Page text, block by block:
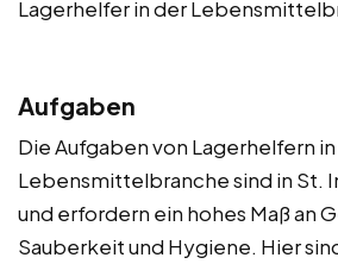
Lagerhelfer in der
Aufgaben
Die Aufgaben von Lagerhelfern
Lebensmittelbranche sind in St.
und erfordern ein hohes Maß an
Sauberkeit und Hygiene. Hier